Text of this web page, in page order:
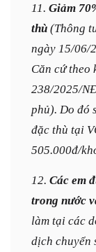
11. Giảm
thù (Thông
ngày 15/06/
Căn cứ theo
238/2025/
phủ). Do đó
đặc thù tại
505.000đ/
12. Các em
trong nước
làm tại các
dịch chuyển